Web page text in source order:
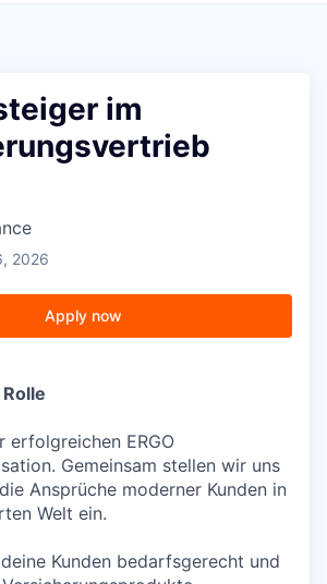
im
2026
Apply now
erfolgreichen ERGO
Gemeinsam stellen wir uns
Ansprüche moderner Kunden in
Welt ein.
Kunden bedarfsgerecht und